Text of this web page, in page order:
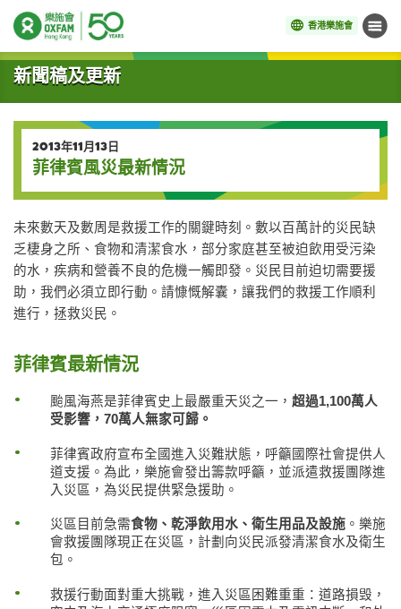
香港樂施會 目錄
開始主要內容
新聞稿及更新
2013年11月13日
菲律賓風災最新情況
未來數天及數周是救援工作的關鍵時刻。數以百萬計的災民缺
乏棲身之所、食物和清潔食水，部分家庭甚至被迫飲用受污染
的水，疾病和營養不良的危機一觸即發。災民目前迫切需要援
助，我們必須立即行動。請慷慨解囊，讓我們的救援工作順利
進行，拯救災民。
菲律賓最新情況
颱風海燕是菲律賓史上最嚴重天災之一， 超過1,100萬人
受影響， 70萬人無家可歸。
菲律賓政府宣布全國進入災難狀態，呼籲國際社會提供人
道支援。為此，樂施會發出籌款呼籲，並派遣救援團隊進
入災區，為災民提供緊急援助。
災區目前急需食物、乾淨飲用水、衛生用品及設施。樂施
會救援團隊現正在災區，計劃向災民派發清潔食水及衛生
包。
救援行動面對重大挑戰，進入災區困難重重：道路損毁，